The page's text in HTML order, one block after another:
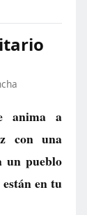
anima a
con una
un pueblo
en tu